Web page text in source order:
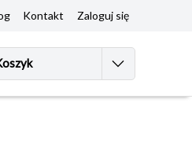
Kontakt Zaloguj się